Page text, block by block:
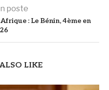
poste
: Le Bénin, 4ème en
LIKE